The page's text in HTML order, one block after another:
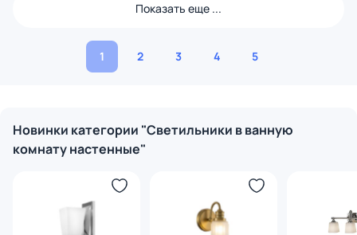
Показать еще ...
1 2 3 4 5
Новинки категории "Светильники в ванную
комнату настенные"